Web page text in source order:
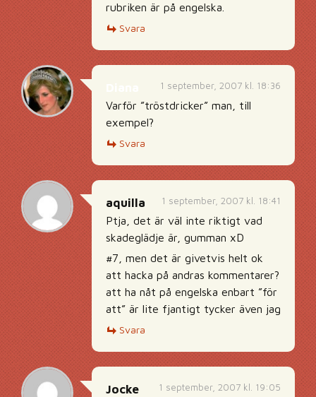
rubriken är på engelska.
Svara
1 september, 2007 kl. 18:36
Varför ”tröstdricker” man, till
exempel?
Svara
1 september, 2007 kl. 18:41
aquilla
Ptja, det är väl inte riktigt vad
skadeglädje är, gumman xD
#7, men det är givetvis helt ok
att hacka på andras kommentarer?
att ha nåt på engelska enbart ”för
att” är lite fjantigt tycker även jag
Svara
1 september, 2007 kl. 19:05
Jocke